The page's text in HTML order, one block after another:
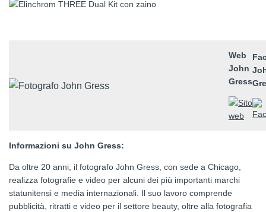
Web
John
Gress
Informazioni su John Gress:
Da oltre 20 anni, il fotografo John Gress, con sede a Chicago,
realizza fotografie e video per alcuni dei più importanti marchi
statunitensi e media internazionali. Il suo lavoro comprende
pubblicità, ritratti e video per il settore beauty, oltre alla fotografia